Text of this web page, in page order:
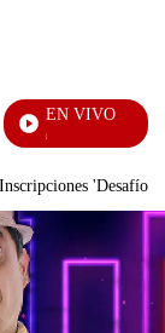
EN VIVO
Inscripciones 'Desafío'